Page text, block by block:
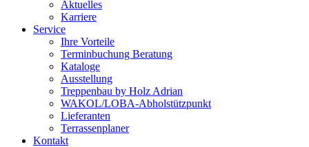
Aktuelles
Karriere
Service
Ihre Vorteile
Terminbuchung Beratung
Kataloge
Ausstellung
Treppenbau by Holz Adrian
WAKOL/LOBA-Abholstützpunkt
Lieferanten
Terrassenplaner
Kontakt